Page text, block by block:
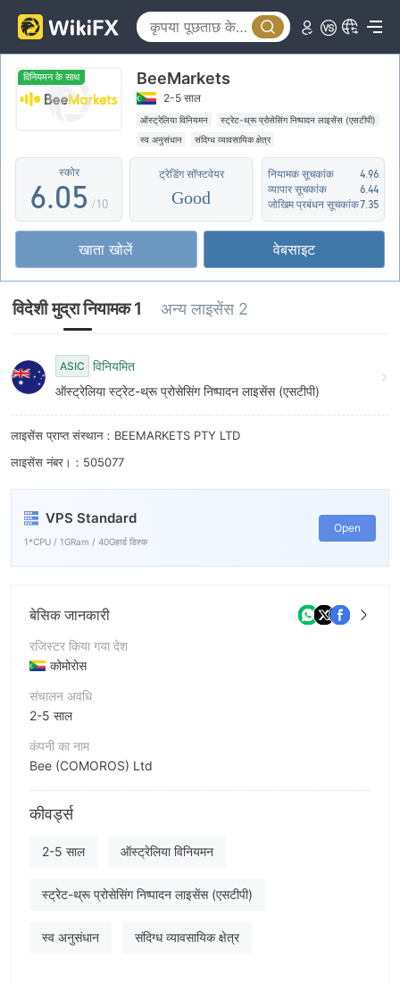
विनियमन के साथ BeeMarkets
2-5 साल
ऑस्ट्रेलिया विनियमन
स्ट्रेट-थ्रू प्रोसेसिंग निष्पादन लाइसेंस (एसटीपी)
स्व अनुसंधान
संदिग्ध व्यावसायिक क्षेत्र
स्कोर
1
2
3
5
6
7
8
9
.0
1
2
3
4
5
6
7
8
9
0
1
2
4
5
6
7
8
9
/10
ट्रेडिंग सॉफ्टवेयर
Good
नियामक सूचकांक
4.96
व्यापार सूचकांक
6.44
जोखिम प्रबंधन सूचकांक7.35
खाता खोलें वेबसाइट
विदेशी मुद्रा नियामक 1 अन्य लाइसेंस 2
ASIC
विनियमित
ऑस्ट्रेलिया स्ट्रेट-थ्रू प्रोसेसिंग निष्पादन लाइसेंस (एसटीपी)
लाइसेंस प्राप्त संस्थान：BEEMARKETS PTY LTD
लाइसेंस नंबर।：505077
VPS Standard
1*CPU / 1GRam / 40Gहार्ड डिस्क
Open
बेसिक जानकारी
रजिस्टर किया गया देश
कोमोरोस
संचालन अवधि
2-5 साल
कंपनी का नाम
Bee (COMOROS) Ltd
संक्षिप्त नाम
BeeMarkets
कंपनी का कर्मचारी
कीवर्ड्स
2-5 साल ऑस्ट्रेलिया विनियमन
स्ट्रेट-थ्रू प्रोसेसिंग निष्पादन लाइसेंस (एसटीपी)
स्व अनुसंधान संदिग्ध व्यावसायिक क्षेत्र